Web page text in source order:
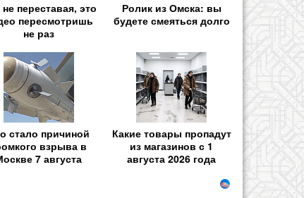
переставая, это
пересмотришь
не раз
Ролик из Омска: вы
будете смеяться долго
стало причиной
взрыва в
7 августа
Какие товары пропадут
из магазинов с 1
августа 2026 года